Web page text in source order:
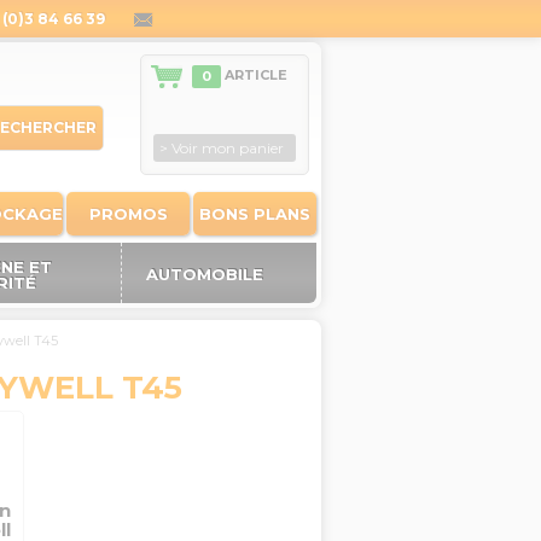
84 66 39
PROMOS BONS PLANS
0 ARTICLE
> Voir mon panier
ET
AUTOMOBILE
T45
T45